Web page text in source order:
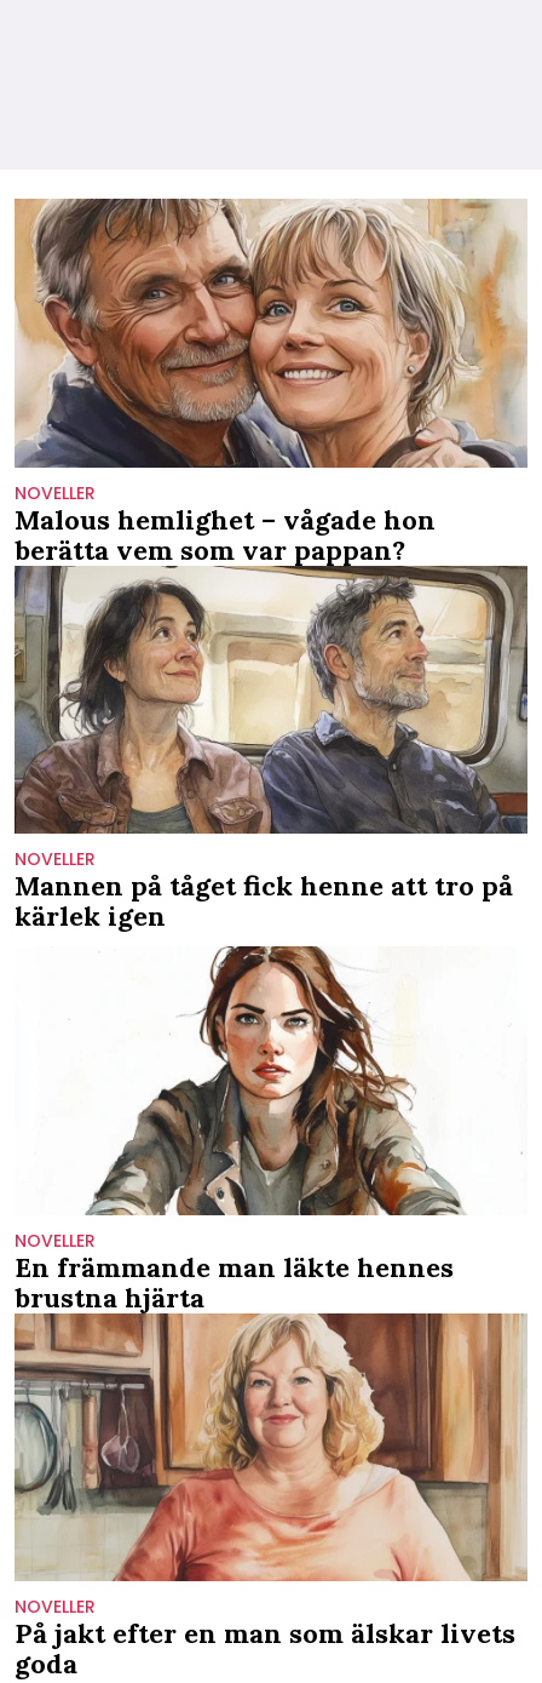
NOVELLER
Malous hemlighet – vågade hon
berätta vem som var pappan?
NOVELLER
Mannen på tåget fick henne att tro på
kärlek igen
NOVELLER
En främmande man läkte hennes
brustna hjärta
NOVELLER
På jakt efter en man som älskar livets
goda